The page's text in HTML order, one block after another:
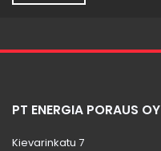
PT ENERGIA PORAUS OY
Kievarinkatu 7